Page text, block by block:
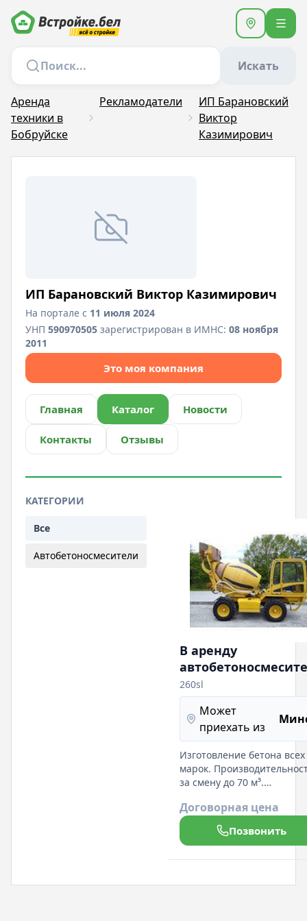
Искать
Аренда
техники в
Бобруйске
Рекламодатели
ИП Барановский
Виктор
Казимирович
ИП Барановский Виктор Казимирович
На портале с 11 июля 2024
УНП 590970505 зарегистрирован в ИМНС: 08 ноября
2011
Это моя компания
Главная Каталог Новости
Контакты Отзывы
КАТЕГОРИИ
Все
Автобетоносмесители
В аренду
с самозагрузкой
260sl
260sl
Может
приехать из
Изготовление бетона всех
марок.
за смену до 70 м³.
взвешивания. При
объемах скидка%. Цена За
изготовленного бетона.
Договорная цена
Позвонить